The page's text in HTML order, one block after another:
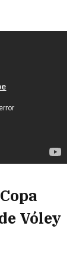
Vóley